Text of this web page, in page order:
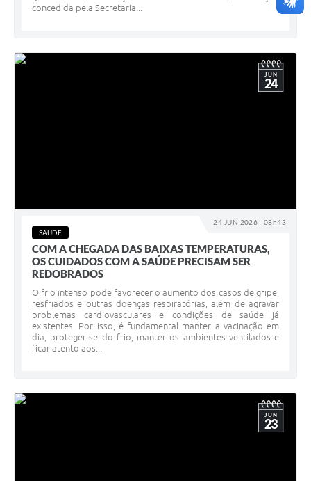
concedida pela Secretaria...
24 JUN 2026 - 08h43
JUN
24
SAUDE
COM A CHEGADA DAS BAIXAS TEMPERATURAS,
OS CUIDADOS COM A SAÚDE PRECISAM SER
REDOBRADOS
O frio intenso pode favorecer o aumento dos casos de gripe,
resfriados e outras doenças respiratórias, além de agravar
problemas cardiovasculares e condições de saúde já
existentes. Por isso, é fundamental manter a vacinação em
dia, proteger-se do frio, manter os ambientes ventilados e
ficar atento aos...
JUN
23